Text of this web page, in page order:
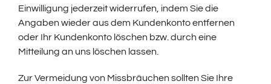
Einwilligung jederzeit widerrufen, indem Sie die
Angaben wieder aus dem Kundenkonto entfernen
oder Ihr Kundenkonto löschen bzw. durch eine
Mitteilung an uns löschen lassen.
Zur Vermeidung von Missbräuchen sollten Sie Ihre